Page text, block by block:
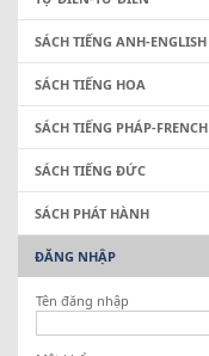
SÁCH TIẾNG ANH-ENGLISH
SÁCH TIẾNG HOA
SÁCH TIẾNG PHÁP-FRENCH
SÁCH TIẾNG ĐỨC
SÁCH PHÁT HÀNH
ĐĂNG NHẬP
Tên đăng nhập